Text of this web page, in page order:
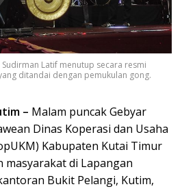
Sudirman Latif menutup secara resmi
ditandai dengan pemukulan gong.
– Malam puncak Gebyar
Dinas Koperasi dan Usaha
Kabupaten Kutai Timur
masyarakat di Lapangan
Bukit Pelangi, Kutim,